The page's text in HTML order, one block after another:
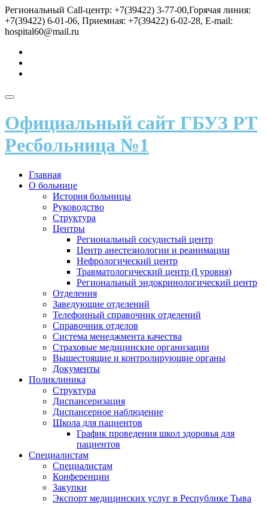
Перейти
к
содержимому
Региональный Call-центр: +7(39422) 3-77-00,Горячая линия:
+7(39422) 6-01-06, Приемная: +7(39422) 6-02-28, E-mail:
hospital60@mail.ru
Показать/
навигацию
Официальный сайт ГБУЗ РТ
Ресбольница №1
Главная
О больнице
История больницы
Руководство
Структура
Центры
Региональный сосудистый центр
Центр анестезиологии и реанимации
Нефрологический центр
Травматологический центр (I уровня)
Региональный эндокринологический центр
Отделения
Заведующие отделений
Телефонный справочник отделений
Справочник отделов
Система менеджмента качества
Страховые медицинские организации
Вышестоящие и контролирующие органы
Документы
Поликлиника
Структура
Диспансеризация
Диспансерное наблюдение
Школа для пациентов
График проведения школ здоровья для
пациентов
Специалистам
Специалистам
Конференции
Закупки
Экспорт медицинских услуг в Республике Тыва